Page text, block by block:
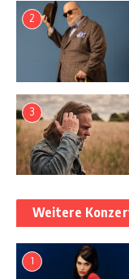
2
3
Weitere
1